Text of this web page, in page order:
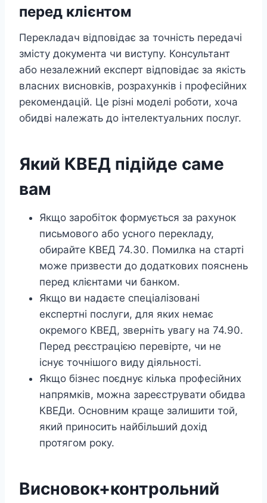
перед клієнтом
Перекладач відповідає за точність передачі
змісту документа чи виступу. Консультант
або незалежний експерт відповідає за якість
власних висновків, розрахунків і професійних
рекомендацій. Це різні моделі роботи, хоча
обидві належать до інтелектуальних послуг.
Який КВЕД підійде саме
вам
Якщо заробіток формується за рахунок
письмового або усного перекладу,
обирайте КВЕД 74.30. Помилка на старті
може призвести до додаткових пояснень
перед клієнтами чи банком.
Якщо ви надаєте спеціалізовані
експертні послуги, для яких немає
окремого КВЕД, зверніть увагу на 74.90.
Перед реєстрацією перевірте, чи не
існує точнішого виду діяльності.
Якщо бізнес поєднує кілька професійних
напрямків, можна зареєструвати обидва
КВЕДи. Основним краще залишити той,
який приносить найбільший дохід
протягом року.
Висновок+контрольний